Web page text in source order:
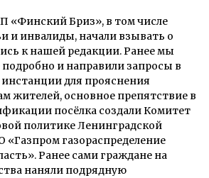
«Финский Бриз», в том числе
и инвалиды, начали взывать о
к нашей редакции. Ранее мы
подробно и направили запросы в
для прояснения
жителей, основное препятствие в
посёлка создали Комитет
политике Ленинградской
«Газпром газораспределение
Ранее сами граждане на
наняли подрядную